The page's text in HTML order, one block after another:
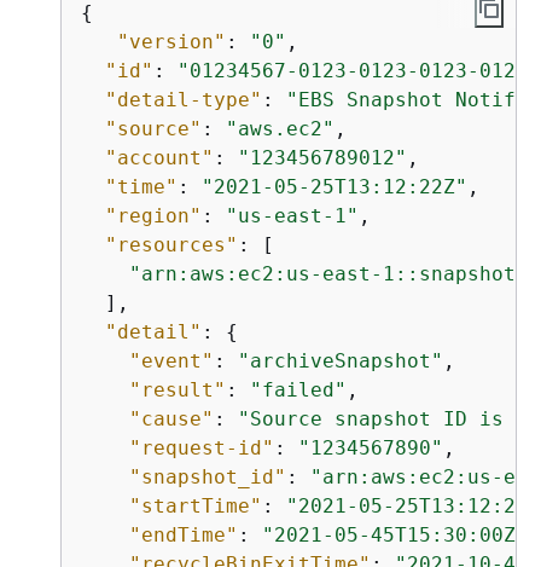
{
"version" : "0" ,
"id" :
"01234567-0123-0123-0123-
"detail-type" :
"EBS Snapshot
"source" : "aws.ec2" ,
"account" : "123456789012" ,
"time" : "2021-05-25T13:12:22Z" ,
"region" : "us-east-1" ,
"resources" : [
"arn:aws:ec2:us-east-1::snapshot/
  ],
"detail" : {
"event" : "archiveSnapshot" ,
"result" : "failed" ,
"cause" :
"Source snapshot ID is
"request-id" : "1234567890" ,
"snapshot_id" :
"arn:aws:ec2:us-
"startTime" :
"2021-05-
"endTime" : "2021-05-45T15:30:00Z"